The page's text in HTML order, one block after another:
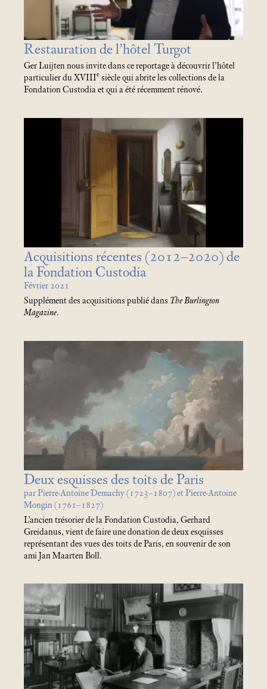
Restauration de l’hôtel Turgot
Ger Luijten nous invite dans ce reportage à découvrir l’hôtel
particulier du XVIIIe siècle qui abrite les collections de la
Fondation Custodia et qui a été récemment rénové.
Acquisitions récentes (2012–2020) de
la Fondation Custodia
Février 2021
Supplément des acquisitions publié dans The Burlington
Magazine.
Deux esquisses des toits de Paris
par Pierre-Antoine Demachy (1723–1807) et Pierre-Antoine
Mongin (1761–1827)
L’ancien trésorier de la Fondation Custodia, Gerhard
Greidanus, vient de faire une donation de deux esquisses
représentant des vues des toits de Paris, en souvenir de son
ami Jan Maarten Boll.